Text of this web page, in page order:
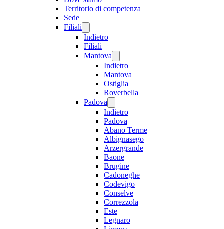
Territorio di competenza
Sede
Filiali
Indietro
Filiali
Mantova
Indietro
Mantova
Ostiglia
Roverbella
Padova
Indietro
Padova
Abano Terme
Albignasego
Arzergrande
Baone
Brugine
Cadoneghe
Codevigo
Conselve
Correzzola
Este
Legnaro